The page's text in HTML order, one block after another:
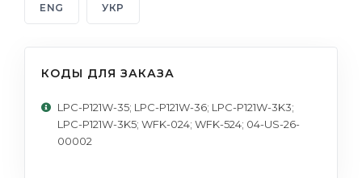
ENG УКР
КОДЫ ДЛЯ ЗАКАЗА
LPC-P121W-35; LPC-P121W-36; LPC-P121W-3K3;
LPC-P121W-3K5; WFK-024; WFK-524; 04-US-26-
00002